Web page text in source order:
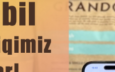
heç nə mane olmayacaq!
DAHA ÇOX OXU